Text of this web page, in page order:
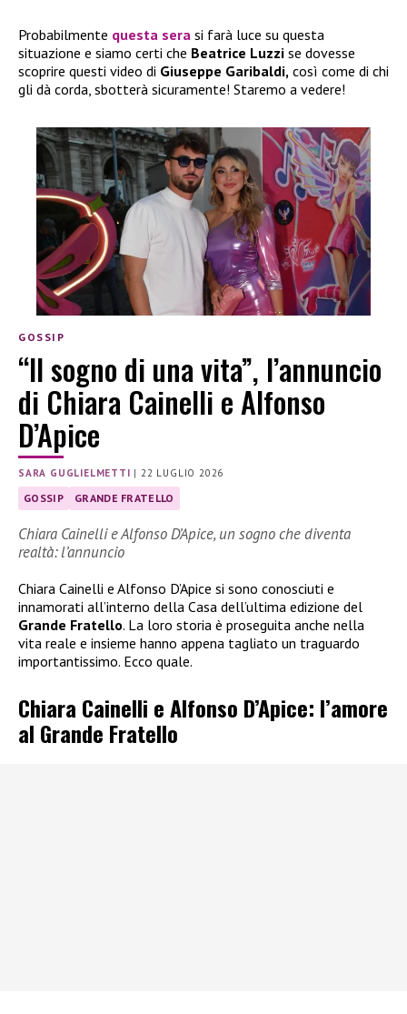
Probabilmente questa sera si farà luce su questa
situazione e siamo certi che Beatrice Luzzi se dovesse
scoprire questi video di Giuseppe Garibaldi, così come di chi
gli dà corda, sbotterà sicuramente! Staremo a vedere!
GOSSIP
“Il sogno di una vita”, l’annuncio
di Chiara Cainelli e Alfonso
D’Apice
SARA GUGLIELMETTI | 22 LUGLIO 2026
GOSSIP GRANDE FRATELLO
Chiara Cainelli e Alfonso D’Apice, un sogno che diventa
realtà: l’annuncio
Chiara Cainelli e Alfonso D’Apice si sono conosciuti e
innamorati all’interno della Casa dell’ultima edizione del
Grande Fratello. La loro storia è proseguita anche nella
vita reale e insieme hanno appena tagliato un traguardo
importantissimo. Ecco quale.
Chiara Cainelli e Alfonso D’Apice: l’amore
al Grande Fratello